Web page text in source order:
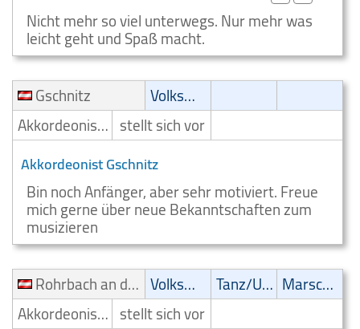
Nicht mehr so viel unterwegs. Nur mehr was
leicht geht und Spaß macht.
Gschnitz
Volksmusik
Akkordeonist/Akkordeonspieler stellt sich vor
Akkordeonist Gschnitz
Bin noch Anfänger, aber sehr motiviert. Freue
mich gerne über neue Bekanntschaften zum
musizieren
Rohrbach an der Lafnitz
Volksmusik Tanz/Unterhaltungsmusik
Marsch/Polka
Akkordeonist/Akkordeonspieler stellt sich vor